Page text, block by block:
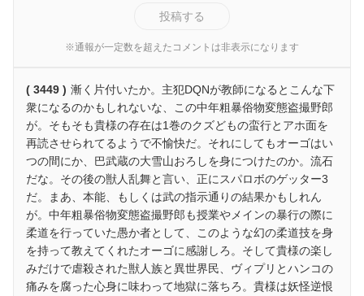
投稿する
※通報が一定数を超えたコメントは非表示になります
( 3449 ) 漸く片付いたか。主犯DQNが教師になるとこんな下
衆になるのかもしれないな、この中年粗暴俗物変態盗撮野郎
が。そもそも貴様の存在は1巻のクズどもの蛮行とアホ面を
再読させられてるようで不愉快だ。それにしてもオーゴはい
つの間にか、巴武蔵の大雪山おろしを身につけたのか。流石
だな。その後の獣人乱舞と言い、正にスパロボのゲッター3
だ。まあ、本能、もしくは武の指示通りの結果かもしれん
が。中年粗暴俗物変態盗撮野郎も授業やメインの暴行の際に
柔道を行っていた愚か者として、このような幻の柔道技を身
を持って教えてくれたオーゴに感謝しろ。そして貴様の楽し
みだけで虐殺された獣人族と異世界民、ヴィプリとハンコの
痛みを腐った心身に味わって地獄に落ちろ。貴様は妖怪逆恨